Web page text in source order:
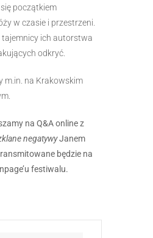
początkiem
w czasie i przestrzeni.
tajemnicy ich autorstwa
odkryć.
m.in. na Krakowskim
na Q&A online z
negatywyJanem
będzie na
festiwalu.